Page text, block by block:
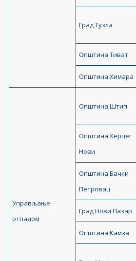
Град Тузла
Општина Тиват
Општина Химара
Управљање
отпадом
Општина Штип
Општина Херцег
Нови
Општина Бачки
Петровац
Град Нови Пазар
Општина Камза